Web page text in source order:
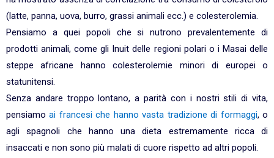
(latte, panna, uova, burro, grassi animali ecc.) e colesterolemia.
Pensiamo a quei popoli che si nutrono prevalentemente di
prodotti animali, come gli Inuit delle regioni polari o i Masai delle
steppe africane hanno colesterolemie minori di europei o
statunitensi.
Senza andare troppo lontano, a parità con i nostri stili di vita,
pensiamo ai francesi che hanno vasta tradizione di formaggi, o
agli spagnoli che hanno una dieta estremamente ricca di
insaccati e non sono più malati di cuore rispetto ad altri popoli.